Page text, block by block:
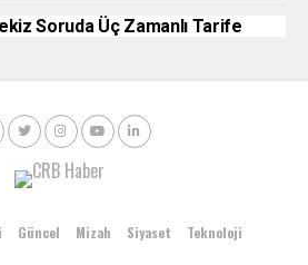
Soruda Üç Zamanlı Tarife
Güncel Mizah Siyaset
Teknoloji